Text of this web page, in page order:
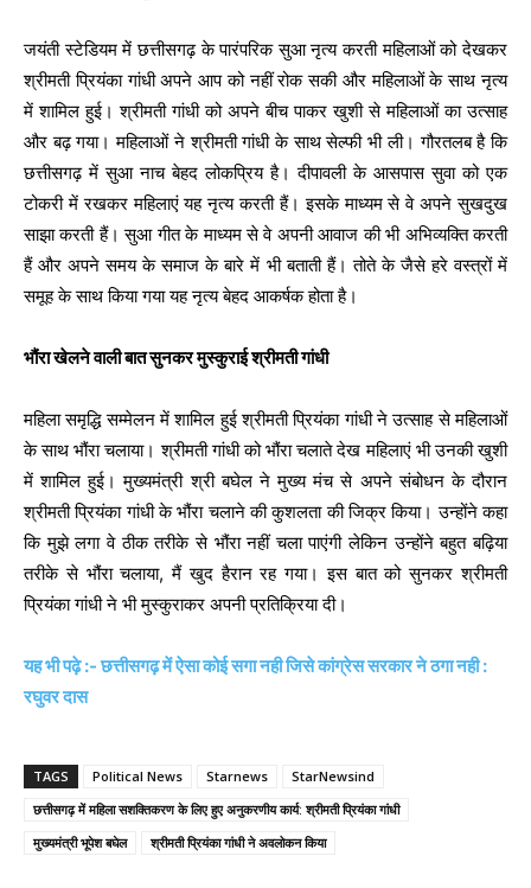
जयंती स्टेडियम में छत्तीसगढ़ के पारंपरिक सुआ नृत्य करती महिलाओं को देखकर
श्रीमती प्रियंका गांधी अपने आप को नहीं रोक सकी और महिलाओं के साथ नृत्य
में शामिल हुई। श्रीमती गांधी को अपने बीच पाकर खुशी से महिलाओं का उत्साह
और बढ़ गया। महिलाओं ने श्रीमती गांधी के साथ सेल्फी भी ली। गौरतलब है कि
छत्तीसगढ़ में सुआ नाच बेहद लोकप्रिय है। दीपावली के आसपास सुवा को एक
टोकरी में रखकर महिलाएं यह नृत्य करती हैं। इसके माध्यम से वे अपने सुखदुख
साझा करती हैं। सुआ गीत के माध्यम से वे अपनी आवाज की भी अभिव्यक्ति करती
हैं और अपने समय के समाज के बारे में भी बताती हैं। तोते के जैसे हरे वस्त्रों में
समूह के साथ किया गया यह नृत्य बेहद आकर्षक होता है।
भौंरा खेलने वाली बात सुनकर मुस्कुराई श्रीमती गांधी
महिला समृद्धि सम्मेलन में शामिल हुई श्रीमती प्रियंका गांधी ने उत्साह से महिलाओं
के साथ भौंरा चलाया। श्रीमती गांधी को भौंरा चलाते देख महिलाएं भी उनकी खुशी
में शामिल हुई। मुख्यमंत्री श्री बघेल ने मुख्य मंच से अपने संबोधन के दौरान
श्रीमती प्रियंका गांधी के भौंरा चलाने की कुशलता की जिक्र किया। उन्होंने कहा
कि मुझे लगा वे ठीक तरीके से भौंरा नहीं चला पाएंगी लेकिन उन्होंने बहुत बढ़िया
तरीके से भौंरा चलाया, मैं खुद हैरान रह गया। इस बात को सुनकर श्रीमती
प्रियंका गांधी ने भी मुस्कुराकर अपनी प्रतिक्रिया दी।
यह भी पढ़े :- छत्तीसगढ़ में ऐसा कोई सगा नही जिसे कांग्रेस सरकार ने ठगा नही :
रघुवर दास
TAGS Political News Starnews
StarNewsind
छत्तीसगढ़ में महिला सशक्तिकरण के लिए हुए अनुकरणीय कार्य: श्रीमती प्रियंका गांधी
मुख्यमंत्री भूपेश बघेल
श्रीमती प्रियंका गांधी ने अवलोकन किया